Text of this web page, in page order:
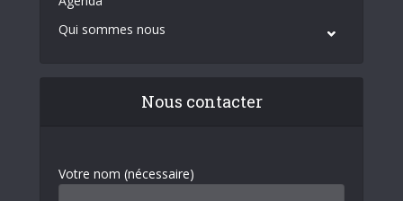
Qui sommes nous
Nous contacter
Votre nom (nécessaire)